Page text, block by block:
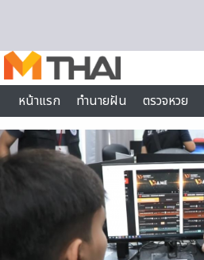
หน้าแรก
ทำนายฝัน ตรวจหวย
ไลฟ์สไตล์